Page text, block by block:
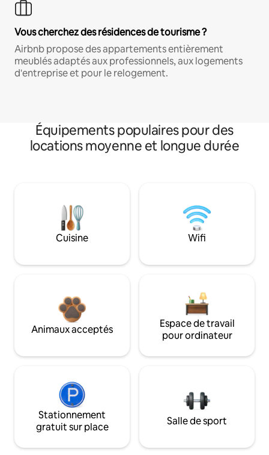
Vous cherchez des résidences de tourisme ?
Airbnb propose des appartements entièrement
meublés adaptés aux professionnels, aux logements
d'entreprise et pour le relogement.
Équipements populaires pour des
locations moyenne et longue durée
Cuisine Wifi
Animaux acceptés
Espace de travail
pour ordinateur
Stationnement
gratuit sur place
Salle de sport